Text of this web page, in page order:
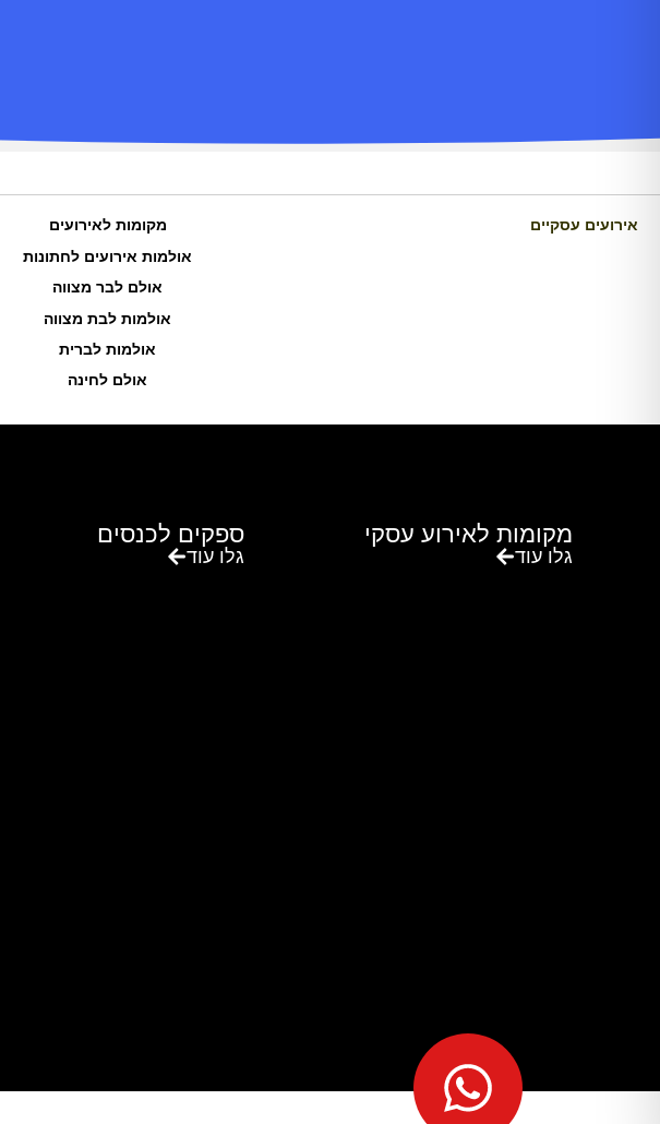
מקום
אירועים עסקיים
מקומות לאירועים
אולמות אירועים לחתונות
אולם לבר מצווה
אולמות לבת מצווה
אולמות לברית
אולם לחינה
מקומות לאירוע עסקי
גלו עוד
ספקים לכנסים
גלו עוד